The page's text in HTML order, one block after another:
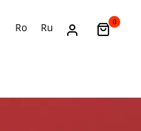
Ro Ru 0